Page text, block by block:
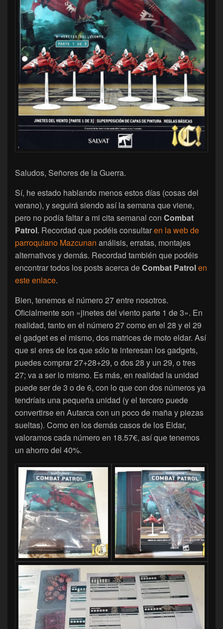
Saludos, Señores de la Guerra.
Sí, he estado hablando menos estos días (cosas del
verano), y seguirá siendo así la semana que viene,
pero no podía faltar a mi cita semanal con Combat
Patrol. Recordad que podéis consultaren la web de
parroquiano Mazcunan análisis, erratas, montajes
alternativos y demás. Recordad también que podéis
encontrar todos los posts acerca deCombat Patrolen
este enlace.
Bien, tenemos el número 27 entre nosotros.
Oficialmente son «jinetes del viento parte 1 de 3». En
realidad, tanto en el número 27 como en el 28 y el 29
el gadget es el mismo, dos matrices de moto eldar. Así
que si eres de los que sólo te interesan los gadgets,
puedes comprar 27+28+29, o dos 28 y un 29, o tres
27; va a ser lo mismo. Es más, en realidad la unidad
puede ser de 3 o de 6, con lo que con dos números ya
tendríais una pequeña unidad (y el tercero puede
convertirse en Autarca con un poco de maña y piezas
sueltas). Como en los demás casos de los Eldar,
valoramos cada número en 18.57€, así que tenemos
un ahorro del 40%.